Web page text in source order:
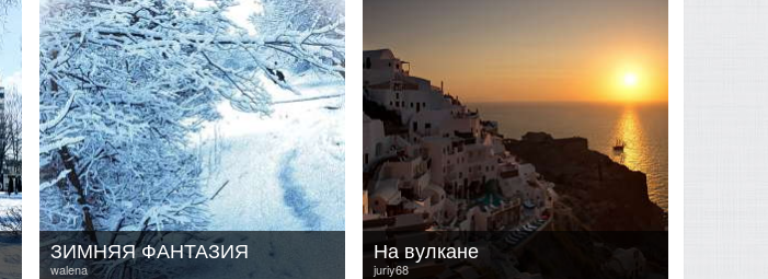
walena
ЗИМНЯЯ ФАНТАЗИЯ
juriy68
На вулкане